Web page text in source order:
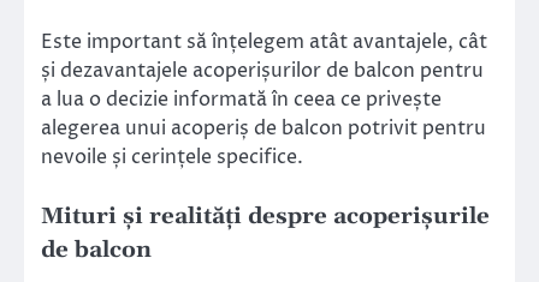
Este important să înțelegem atât avantajele, cât
și dezavantajele acoperișurilor de balcon pentru
a lua o decizie informată în ceea ce privește
alegerea unui acoperiș de balcon potrivit pentru
nevoile și cerințele specifice.
Mituri și realități despre acoperișurile
de balcon